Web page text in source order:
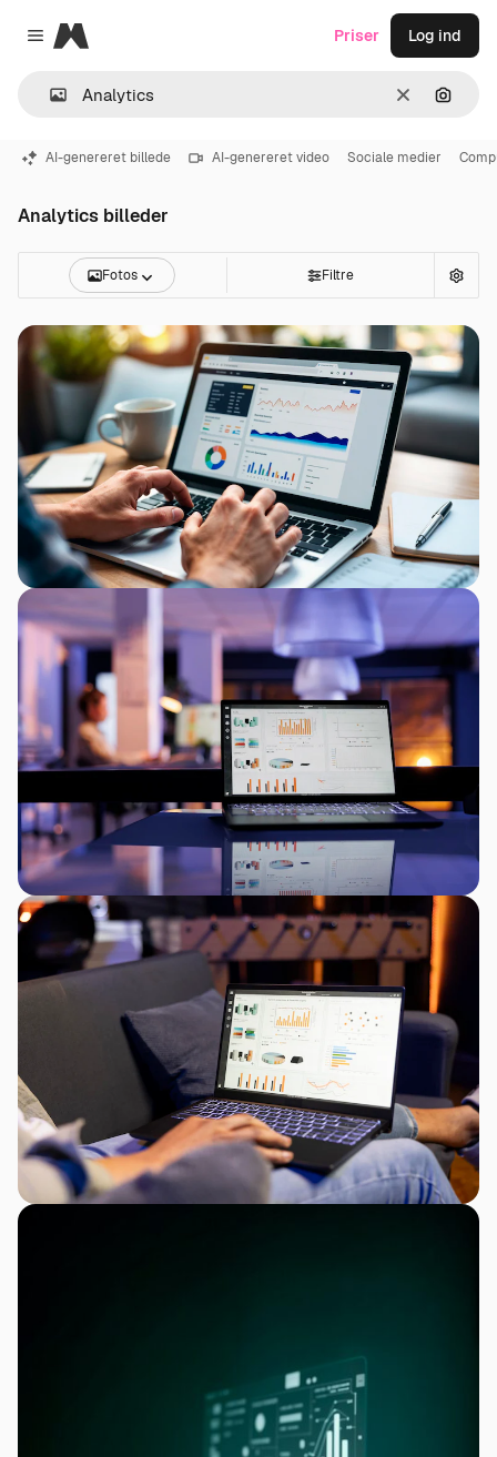
Close menu
Magnific
Klar Søg
Priser Log ind
AI-genereret billede AI-genereret video Sociale medier
Analytics billeder
Fotos Filtre